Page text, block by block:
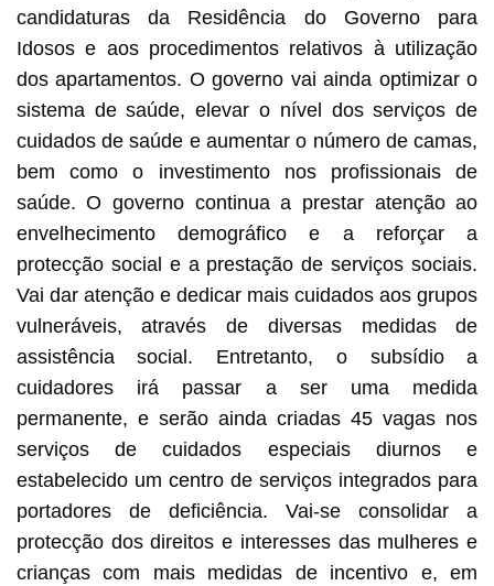
candidaturas da Residência do Governo para
Idosos e aos procedimentos relativos à utilização
dos apartamentos. O governo vai ainda optimizar o
sistema de saúde, elevar o nível dos serviços de
cuidados de saúde e aumentar o número de camas,
bem como o investimento nos profissionais de
saúde. O governo continua a prestar atenção ao
envelhecimento demográfico e a reforçar a
protecção social e a prestação de serviços sociais.
Vai dar atenção e dedicar mais cuidados aos grupos
vulneráveis, através de diversas medidas de
assistência social. Entretanto, o subsídio a
cuidadores irá passar a ser uma medida
permanente, e serão ainda criadas 45 vagas nos
serviços de cuidados especiais diurnos e
estabelecido um centro de serviços integrados para
portadores de deficiência. Vai-se consolidar a
protecção dos direitos e interesses das mulheres e
crianças com mais medidas de incentivo e, em